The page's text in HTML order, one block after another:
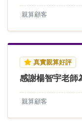
親算顧客
真實親算好評
感謝楊智宇老
親算顧客